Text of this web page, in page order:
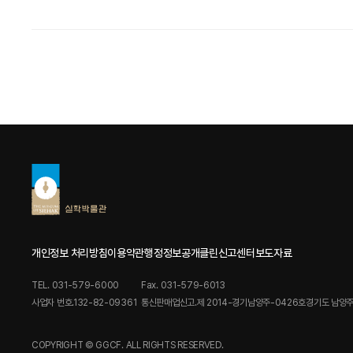
개인정보 처리방침이용약관행정정보공개클린신고센터 보도자료
TEL. 031-579-6000
Fax. 031-579-6013
사업자 번호.132-82-09361 통신판매업신고.제 2014-경기남양주-0426호경기도 남양
COPYRIGHT © GGCF. ALL RIGHTS RESERVED.